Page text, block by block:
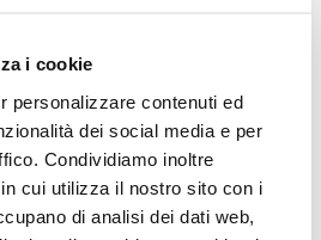
i cookie
personalizzare contenuti ed
dei social media e per
Condividiamo inoltre
cui utilizza il nostro sito con i
di analisi dei dati web,